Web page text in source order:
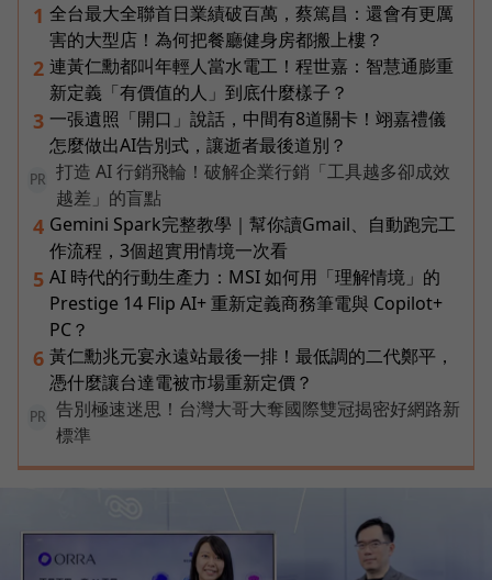
1 全台最大全聯首日業績破百萬，蔡篤昌：還會有更厲
害的大型店！為何把餐廳健身房都搬上樓？
2 連黃仁勳都叫年輕人當水電工！程世嘉：智慧通膨重
新定義「有價值的人」到底什麼樣子？
3 一張遺照「開口」說話，中間有8道關卡！翊嘉禮儀
怎麼做出AI告別式，讓逝者最後道別？
PR
打造 AI 行銷飛輪！破解企業行銷「工具越多卻成效
越差」的盲點
4 Gemini Spark完整教學｜幫你讀Gmail、自動跑完工
作流程，3個超實用情境一次看
5 AI 時代的行動生產力：MSI 如何用「理解情境」的
Prestige 14 Flip AI+ 重新定義商務筆電與 Copilot+
PC？
6 黃仁勳兆元宴永遠站最後一排！最低調的二代鄭平，
憑什麼讓台達電被市場重新定價？
PR
告別極速迷思！台灣大哥大奪國際雙冠揭密好網路新
標準